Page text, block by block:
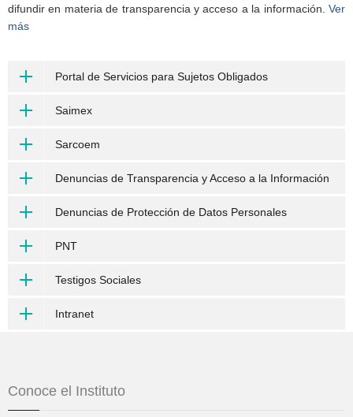
difundir en materia de transparencia y acceso a la información. Ver
más
Portal de Servicios para Sujetos Obligados
Saimex
Sarcoem
Denuncias de Transparencia y Acceso a la Información
Denuncias de Protección de Datos Personales
PNT
Testigos Sociales
Intranet
Conoce el Instituto